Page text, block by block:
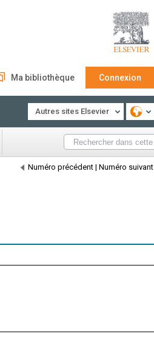
Ma bibliothèque Connexion
Autres sites Elsevier
Numéro précédent | Numéro suivant